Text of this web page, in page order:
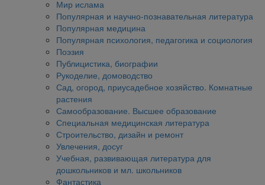
Мир ислама
Популярная и научно-познавательная литература
Популярная медицина
Популярная психология, педагогика и социология
Поэзия
Публицистика, биографии
Рукоделие, домоводство
Сад, огород, приусадебное хозяйство. Комнатные
растения
Самообразование. Высшее образование
Специальная медицинская литература
Строительство, дизайн и ремонт
Увлечения, досуг
Учебная, развивающая литература для
дошкольников и мл. школьников
Фантастика